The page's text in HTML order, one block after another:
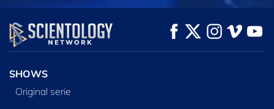
SE UDFORSK SERIEN
SHOWS
Original serie